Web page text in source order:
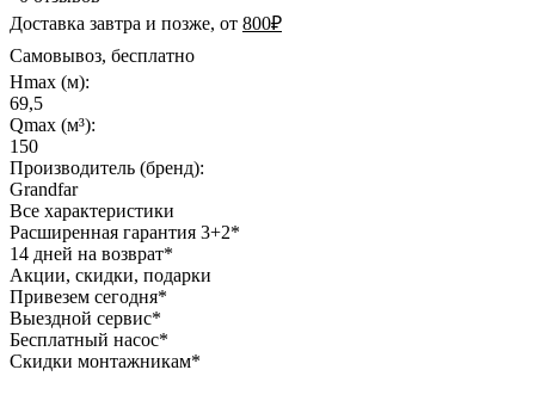
Доставка завтра и позже, от 800₽
Самовывоз, бесплатно
Hmax (м):
69,5
Qmax (м³):
150
Производитель (бренд):
Grandfar
Все характеристики
Расширенная гарантия 3+2*
14 дней на возврат*
Акции, скидки, подарки
Привезем сегодня*
Выездной сервис*
Бесплатный насос*
Скидки монтажникам*